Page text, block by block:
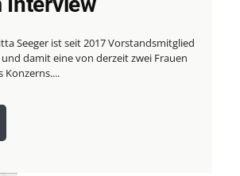
Seeger ist seit 2017 Vorstandsmitglied
und damit eine von derzeit zwei Frauen
Konzerns....